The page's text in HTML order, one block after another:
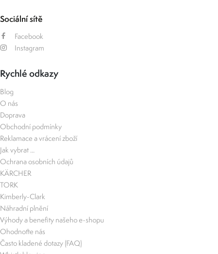
Sociální sítě
Facebook
Instagram
Rychlé odkazy
Blog
O nás
Doprava
Obchodní podmínky
Reklamace a vrácení zboží
Jak vybrat ...
Ochrana osobních údajů
KÄRCHER
TORK
Kimberly-Clark
Náhradní plnění
Výhody a benefity našeho e-shopu
Ohodnoťte nás
Často kladené dotazy (FAQ)